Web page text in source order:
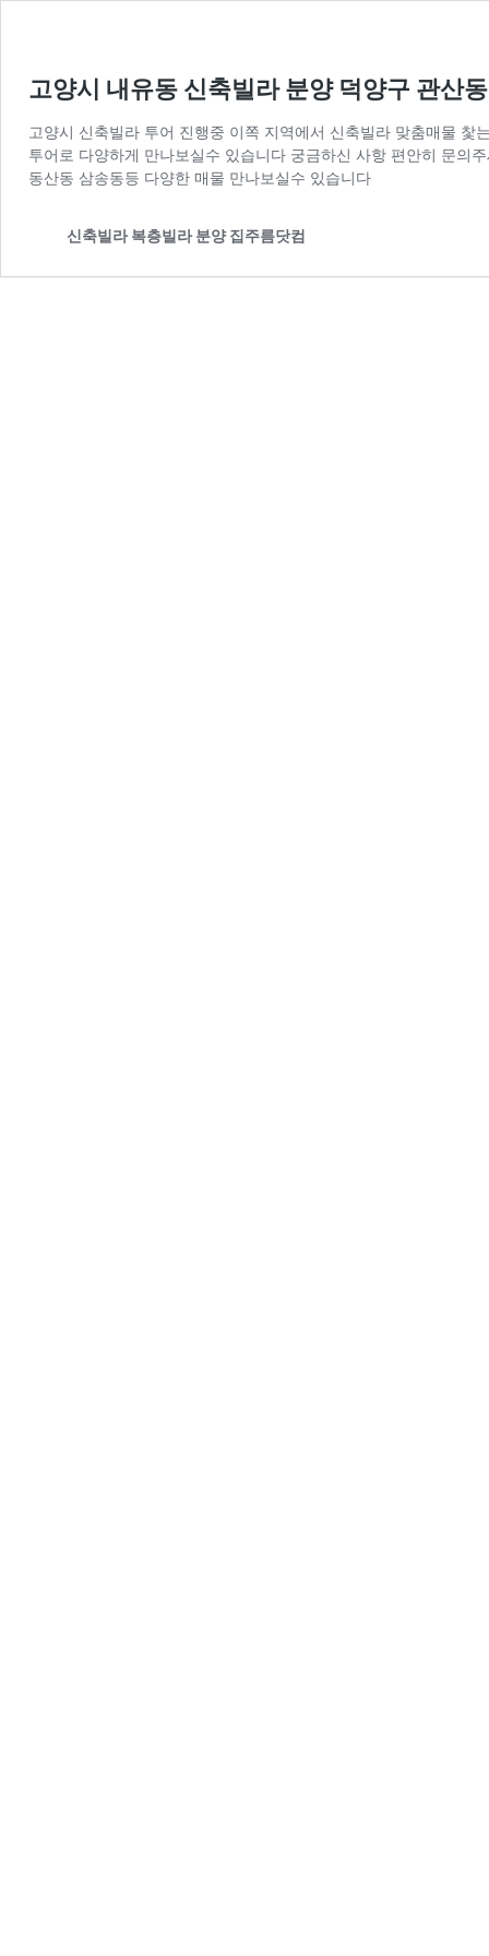
고양시 내유동 신축빌라 분양 덕양구 관산
고양시 신축빌라 투어 진행중 이쪽 지역에서 신축빌라 맞춤매물
투어로 다양하게 만나보실수 있습니다 궁금하신 사항 편안히 문의
동산동 삼송동등 다양한 매물 만나보실수 있습니다
신축빌라 복층빌라 분양 집주름닷컴